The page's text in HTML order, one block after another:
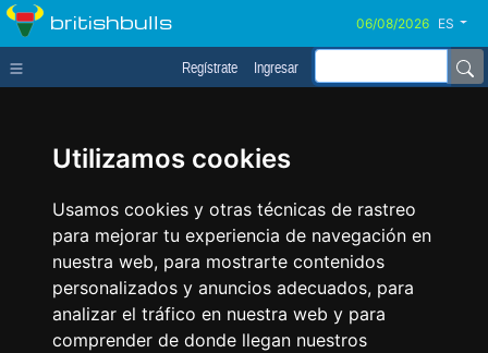
Utilizamos cookies
Usamos cookies y otras técnicas de rastreo
para mejorar tu experiencia de navegación en
nuestra web, para mostrarte contenidos
personalizados y anuncios adecuados, para
analizar el tráfico en nuestra web y para
comprender de donde llegan nuestros
britishbulls ES
Regístrate Ingresar